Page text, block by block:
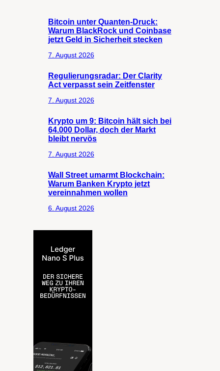
Bitcoin unter Quanten-Druck:
Warum BlackRock und Coinbase
jetzt Geld in Sicherheit stecken
7. August 2026
Regulierungsradar: Der Clarity
Act verpasst sein Zeitfenster
7. August 2026
Krypto um 9: Bitcoin hält sich bei
64.000 Dollar, doch der Markt
bleibt nervös
7. August 2026
Wall Street umarmt Blockchain:
Warum Banken Krypto jetzt
vereinnahmen wollen
6. August 2026